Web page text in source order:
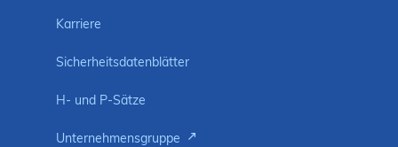
Karriere
Sicherheitsdatenblätter
H- und P-Sätze
Unternehmensgruppe